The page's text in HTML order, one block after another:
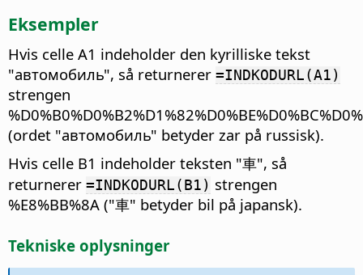
Eksempler
Hvis celle A1 indeholder den kyrilliske tekst
"автомобиль", så returnerer =INDKODURL(A1)
strengen
(ordet "автомобиль" betyder zar på russisk).
Hvis celle B1 indeholder teksten "車", så
returnerer =INDKODURL(B1) strengen
%E8%BB%8A ("車" betyder bil på japansk).
Tekniske oplysninger